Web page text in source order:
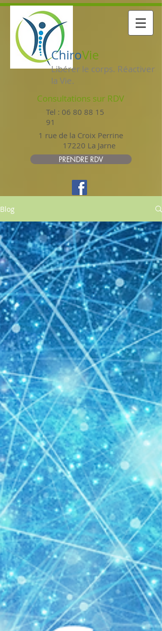
ChiroVie
Libérer le corps. Réactiver
la Vie.
Consultations sur RDV
Tel : 06 80 88 15
91
1 rue de la Croix Perrine
17220 La Jarne
PRENDRE RDV
Blog